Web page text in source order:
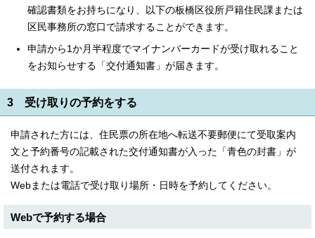
確認書類をお持ちになり、以下の板橋区役所戸籍住民課または
区民事務所の窓口で請求することができます。
申請から1か月半程度でマイナンバーカードが受け取れること
をお知らせする「交付通知書」が届きます。
3 受け取りの予約をする
申請された方には、住民票の所在地へ転送不要郵便にて受取案内
文と予約番号の記載された交付通知書が入った「青色の封書」が
送付されます。
Webまたは電話で受け取り場所・日時を予約してください。
Webで予約する場合